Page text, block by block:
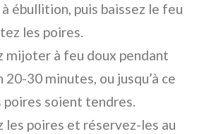
ébullition, puis baissez le feu
les poires.
mijoter à feu doux pendant
20-30 minutes, ou jusqu’à ce
poires soient tendres.
les poires et réservez-les au